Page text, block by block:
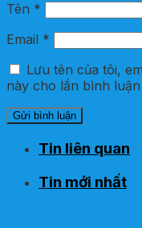
Tên *
Email *
Lưu tên của tôi,
này cho lần bình
Tin liên quan
Tin mới nhất